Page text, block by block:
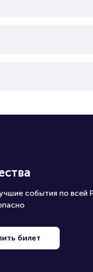
события по всей
билет